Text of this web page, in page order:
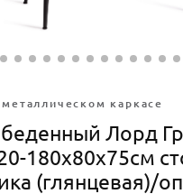
каркасе
Лорд
180x80x75см
(глянцевая)/